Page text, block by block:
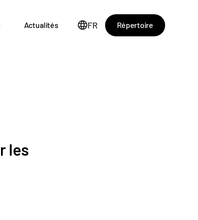
Actualités FR Répertoire
les